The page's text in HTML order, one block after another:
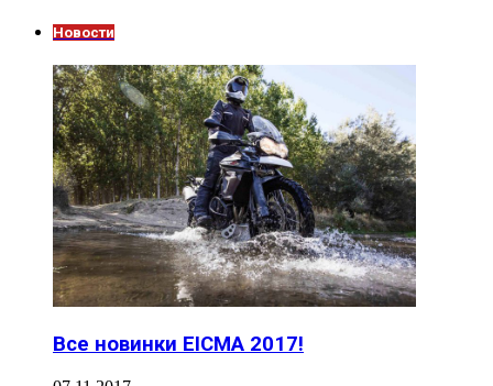
Новости
Все новинки EICMA 2017!